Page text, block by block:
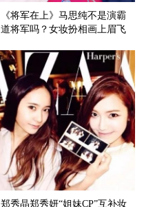
《将军在上》马思纯不是演霸
道将军吗？女妆扮相画上眉飞
郑秀晶郑秀妍“姐妹CP”互补妆